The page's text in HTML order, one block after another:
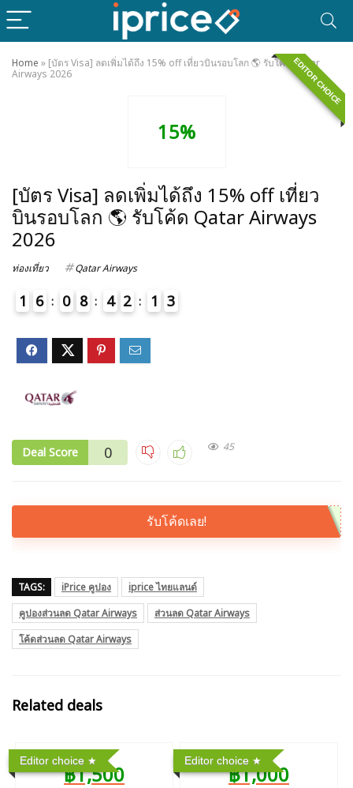
Home » [บัตร Visa] ลดเพิ่มได้ถึง 15% off เที่ยวบินรอบโลก 🌎 รับโค้ด Qatar
Airways 2026
EDITOR CHOICE
15%
[บัตร Visa] ลดเพิ่มได้ถึง 15% off เที่ยว
บินรอบโลก 🌎 รับโค้ด Qatar Airways
2026
ท่องเที่ยว Qatar Airways
1 6 0 8 4 2 1 3
Deal Score 0 45
รับโค้ดเลย!
TAGS: iPrice คูปอง
iprice ไทยแลนด์
คูปองส่วนลด Qatar Airways
ส่วนลด Qatar Airways
โค้ดส่วนลด Qatar Airways
Related deals
Editor choice
฿1,500
Editor choice
฿1,000